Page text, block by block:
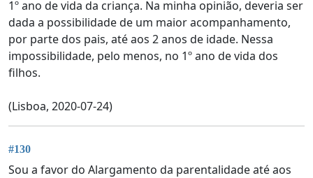
1º ano de vida da criança. Na minha opinião, deveria ser
dada a possibilidade de um maior acompanhamento,
por parte dos pais, até aos 2 anos de idade. Nessa
impossibilidade, pelo menos, no 1º ano de vida dos
filhos.
(Lisboa, 2020-07-24)
#130
Sou a favor do Alargamento da parentalidade até aos